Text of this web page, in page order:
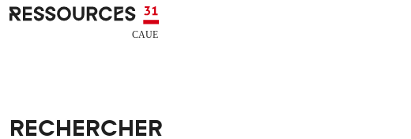
Aller au contenu principal
CAUE RESSOURCES 31
RECHERCHER